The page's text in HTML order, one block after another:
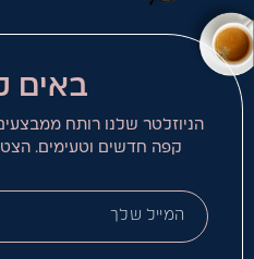
באים
הניוזלטר שלנו רותח
קפה חדשים וטעימים.